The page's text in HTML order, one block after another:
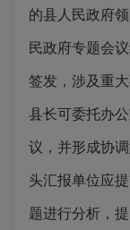
的县人民政府
民政府专题会
签发，涉及重
县长可委托办
议，并形成协
头汇报单位应
题进行分析，